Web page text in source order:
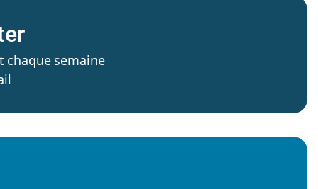
chaque semaine